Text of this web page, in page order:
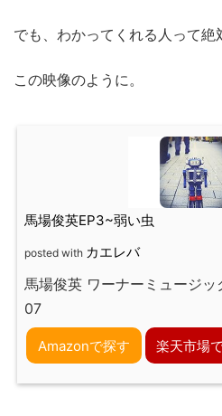
でも、わかってくれる人って絶
この映像のように。
馬場俊英EP3~弱い虫
posted with カエレバ
馬場俊英 ワーナーミュージ
07
Amazonで探す 楽天市場